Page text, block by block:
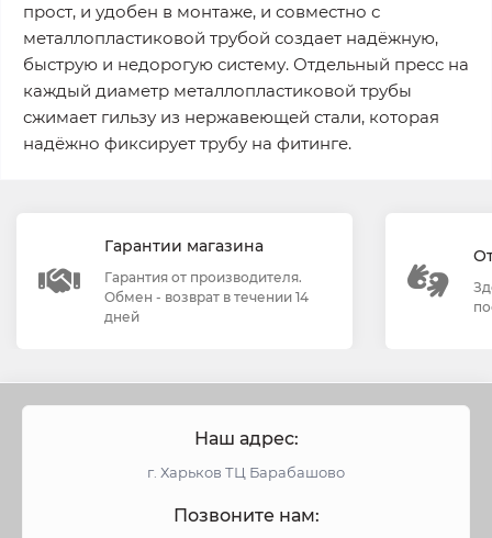
прост, и удобен в монтаже, и совместно с
металлопластиковой трубой создает надёжную,
быструю и недорогую систему. Отдельный пресс на
каждый диаметр металлопластиковой трубы
сжимает гильзу из нержавеющей стали, которая
надёжно фиксирует трубу на фитинге.
Гарантии магазина
Гарантия от производителя.
Обмен - возврат в течении 14
дней
Наш адрес:
г. Харьков ТЦ Барабашово
Позвоните нам: